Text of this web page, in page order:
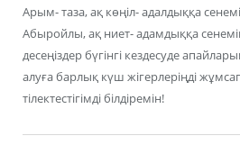
Арым- таза, ақ көңіл- адалдыққа
Абыройлы, ақ ниет- адамдыққа
десеңіздер бүгінгі кездесуде
алуға барлық күш жігерлеріңді
тілектестігімді білдіремін!